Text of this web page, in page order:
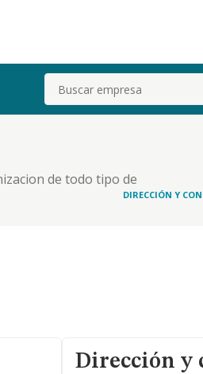
Buscar
de todo tipo de
DIRECCIÓN Y
Dirección y